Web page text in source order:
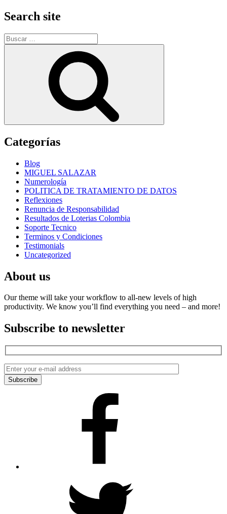
Search site
Buscar
por:
Categorías
Blog
MIGUEL SALAZAR
Numerología
POLITICA DE TRATAMIENTO DE DATOS
Reflexiones
Renuncia de Responsabilidad
Resultados de Loterias Colombia
Soporte Tecnico
Terminos y Condiciones
Testimonials
Uncategorized
About us
Our theme will take your workflow to all-new levels of high
productivity. We know you’ll find everything you need – and more!
Subscribe to newsletter